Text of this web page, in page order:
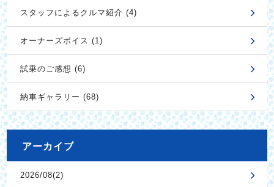
スタッフによるクルマ紹介 (4)
オーナーズボイス (1)
試乗のご感想 (6)
納車ギャラリー (68)
アーカイブ
2026/08(2)